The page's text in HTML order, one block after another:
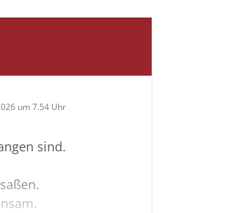
um 7.54 Uhr
sind.